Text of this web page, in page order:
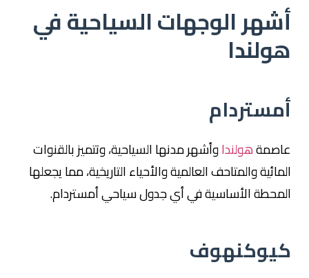
أشهر الوجهات السياحية في
هولندا
أمستردام
عاصمةهولنداوأشهر مدنها السياحية، وتتميز بالقنوات
المائية والمتاحف العالمية والأحياء التاريخية، مما يجعلها
المحطة الأساسية في أي جدول سياحي أمستردام.
كيوكنهوف